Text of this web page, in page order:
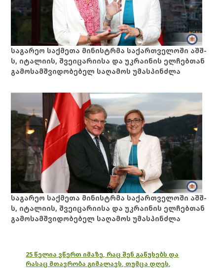
საგარეო საქმეთა მინისტრმა საქართველოში აშშ-
ს, იტალიის, შვეიცარიისა და უკრაინის ელჩებთან
გამოსამშვიდობებელ საღამოს უმასპინძლა
საგარეო საქმეთა მინისტრმა საქართველოში აშშ-
ს, იტალიის, შვეიცარიისა და უკრაინის ელჩებთან
გამოსამშვიდობებელ საღამოს უმასპინძლა
25 წელია ვწერთ იმაზე, რაც შენ გაწუხებს და
რასაც მთავრობა გიმალავს, თუმცა დღეს,